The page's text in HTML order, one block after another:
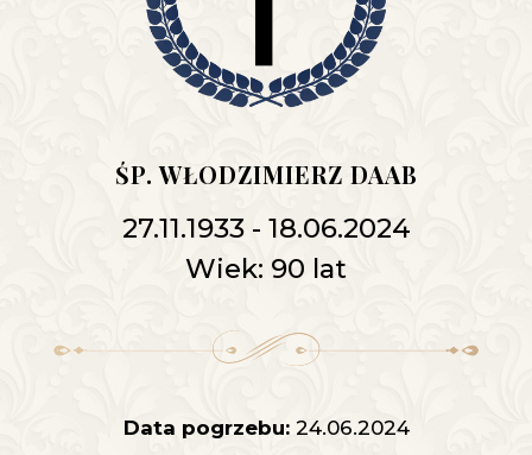
ŚP. WŁODZIMIERZ DAAB
27.11.1933 - 18.06.2024
Wiek: 90 lat
Data pogrzebu:24.06.2024